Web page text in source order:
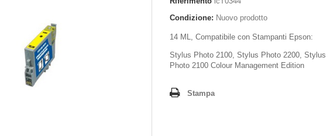
Condizione: Nuovo prodotto
14 ML, Compatibile con Stampanti Epson:
Stylus Photo 2100, Stylus Photo 2200, Stylus
Photo 2100 Colour Management Edition
Stampa